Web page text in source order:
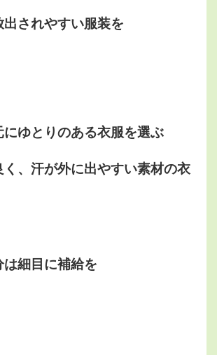
されやすい服装を
にゆとりのある衣服を選ぶ
く、汗が外に出やすい素材の衣
細目に補給を